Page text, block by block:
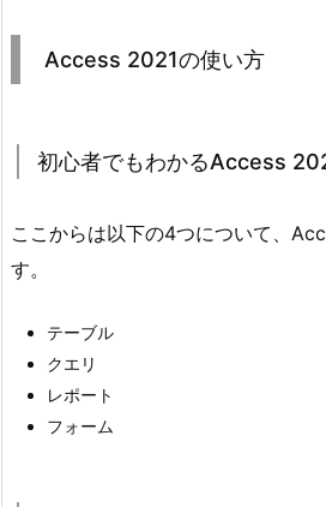
Access 2021の使い方
初心者でもわかるAccess
ここからは以下の4つについて、
す。
テーブル
クエリ
レポート
フォーム